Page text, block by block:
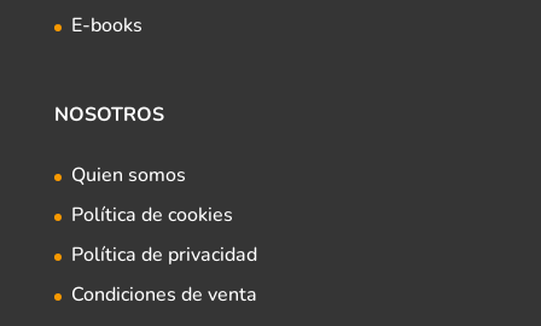
E-books
NOSOTROS
Quien somos
Política de cookies
Política de privacidad
Condiciones de venta